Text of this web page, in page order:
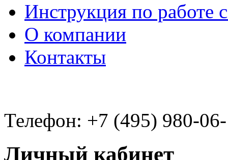
Инструкция по работе
О компании
Контакты
Телефон: +7 (495) 980-
Личный кабинет